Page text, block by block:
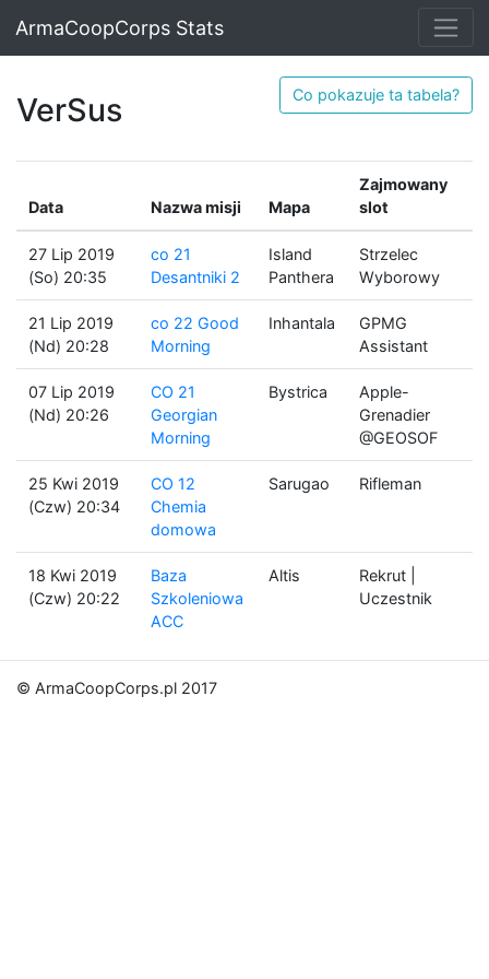
ArmaCoopCorps Stats
VerSus Co pokazuje ta tabela?
Data Nazwa misji Mapa
Zajmowany
slot
27 Lip 2019
(So) 20:35
co 21
Desantniki 2
Island
Panthera
Strzelec
Wyborowy
21 Lip 2019
(Nd) 20:28
co 22 Good
Morning
Inhantala
GPMG
Assistant
07 Lip 2019
(Nd) 20:26
CO 21
Georgian
Morning
Bystrica
Apple-
Grenadier
@GEOSOF
25 Kwi 2019
(Czw) 20:34
CO 12
Chemia
domowa
Sarugao Rifleman
18 Kwi 2019
(Czw) 20:22
Baza
Szkoleniowa
ACC
Altis
Rekrut |
Uczestnik
© ArmaCoopCorps.pl 2017